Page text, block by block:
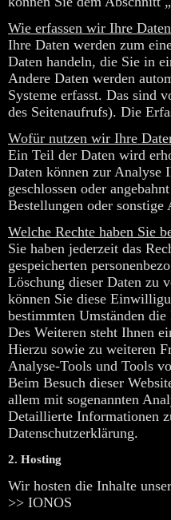
Wie erfassen wir Ihre
Ihre Daten werden zum
Daten handeln, die Sie in
Andere Daten werden
Systeme erfasst. Das sind
des Seitenaufrufs). Die
Wofür nutzen wir Ihre
Ein Teil der Daten wird
Daten können zur Analyse
geschlossen oder
Bestellungen oder sonstige
Welche Rechte haben Sie
Sie haben jederzeit das
gespeicherten
Löschung dieser Daten zu
können Sie diese
bestimmten Umständen
Des Weiteren steht Ihnen
Hierzu sowie zu weiteren
Analyse-Tools und Tools
Beim Besuch dieser
allem mit sogenannten
Detaillierte Informationen
Datenschutzerklärung.
2. Hosting
Wir hosten die Inhalte
>> IONOS